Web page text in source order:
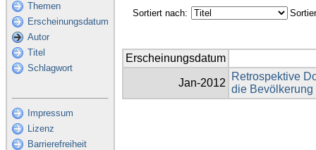
Themen
Erscheinungsdatum
Autor
Titel
Schlagwort
Impressum
Lizenz
Barrierefreiheit
Sortiert nach:
Erscheinungsdatum
Jan-2012
Retrospektive
die